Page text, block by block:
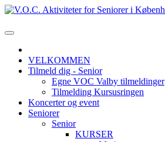
VELKOMMEN
Tilmeld dig - Senior
Egne VOC Valby tilmeldinger
Tilmelding Kursusringen
Koncerter og event
Seniorer
Senior
KURSER